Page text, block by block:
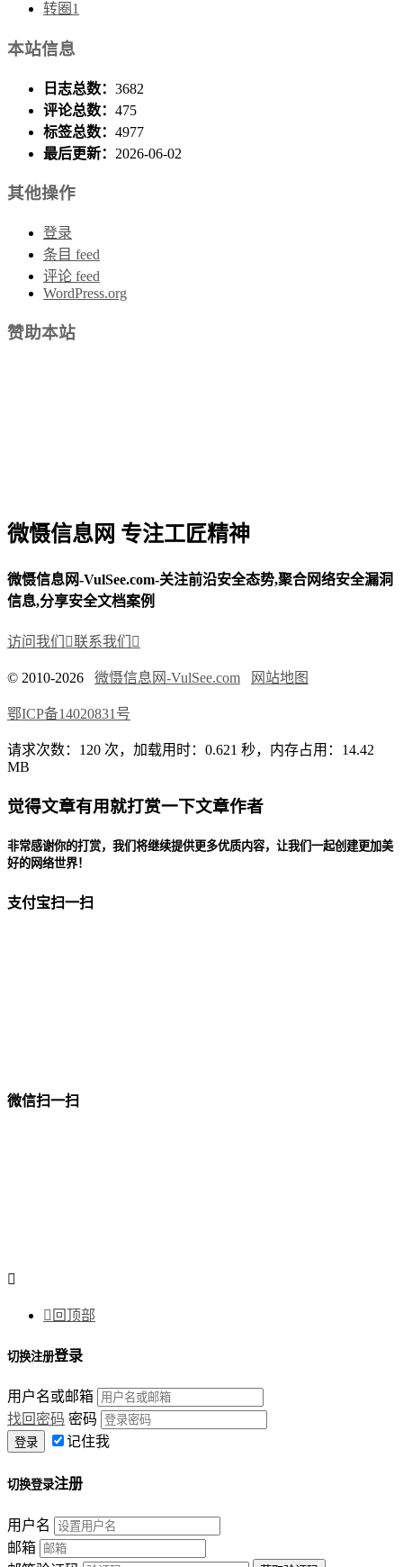
转圈1
本站信息
日志总数： 3682
评论总数： 475
标签总数： 4977
最后更新： 2026-06-02
其他操作
登录
条目 feed
评论 feed
WordPress.org
赞助本站
微慑信息网 专注工匠精神
微慑信息网-VulSee.com-关注前沿安全态势,聚合网络安全漏洞
信息,分享安全文档案例
访问我们 联系我们 
© 2010-2026 微慑信息网-VulSee.com 网站地图
鄂ICP备14020831号
请求次数：120 次，加载用时：0.621 秒，内存占用：14.42
MB
觉得文章有用就打赏一下文章作者
非常感谢你的打赏，我们将继续提供更多优质内容，让我们一起创建更加美
好的网络世界！
支付宝扫一扫
微信扫一扫

 回顶部
切换注册登录
用户名或邮箱
找回密码 密码
记住我
切换登录注册
用户名
邮箱